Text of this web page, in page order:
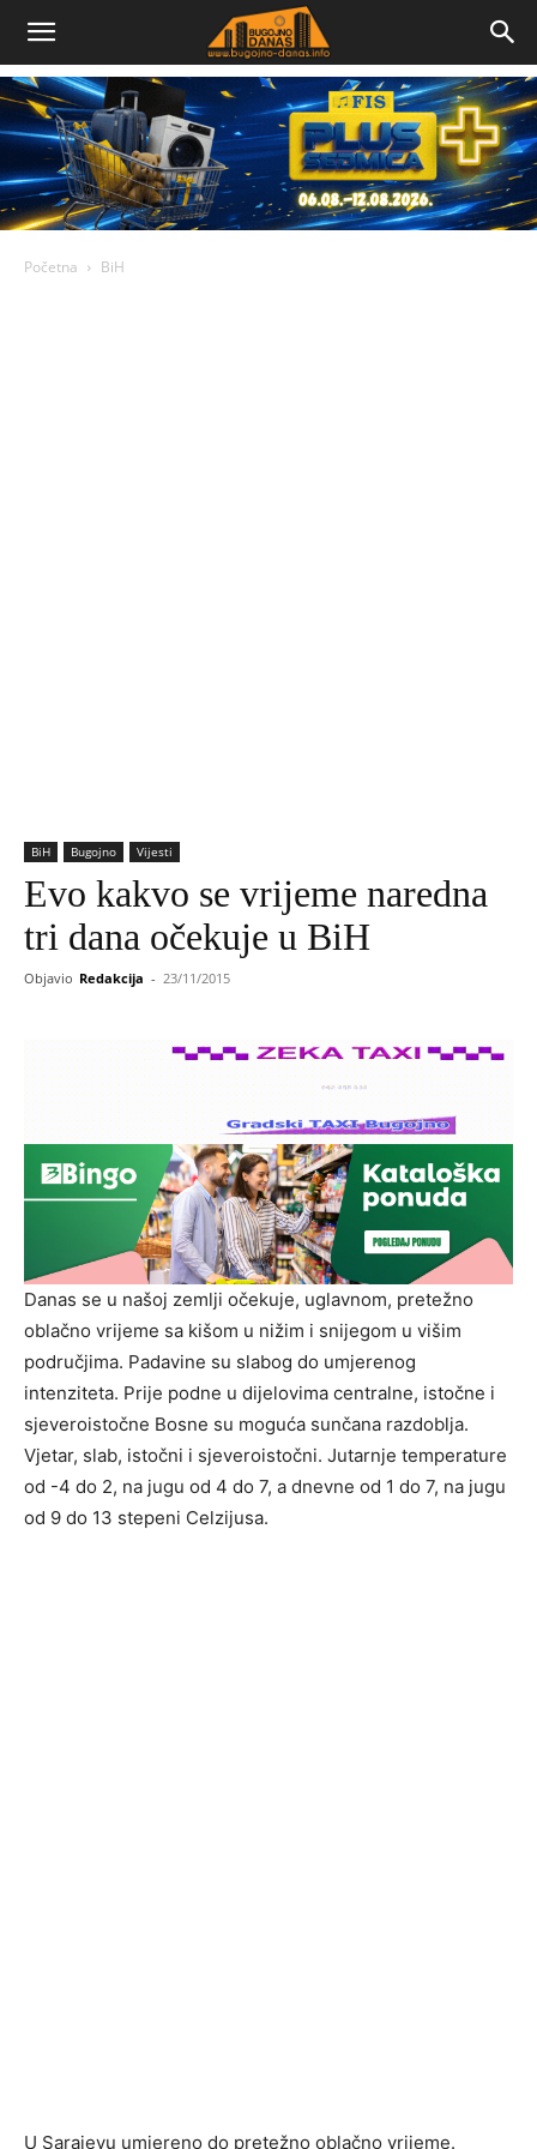
Bugojno
Danas
Početna BiH
BiH Bugojno Vijesti
Evo kakvo se vrijeme naredna
tri dana očekuje u BiH
Objavio Redakcija - 23/11/2015
Danas se u našoj zemlji očekuje, uglavnom, pretežno
oblačno vrijeme sa kišom u nižim i snijegom u višim
područjima. Padavine su slabog do umjerenog
intenziteta. Prije podne u dijelovima centralne, istočne i
sjeveroistočne Bosne su moguća sunčana razdoblja.
Vjetar, slab, istočni i sjeveroistočni. Jutarnje temperature
od -4 do 2, na jugu od 4 do 7, a dnevne od 1 do 7, na jugu
od 9 do 13 stepeni Celzijusa.
U Sarajevu umjereno do pretežno oblačno vrijeme.